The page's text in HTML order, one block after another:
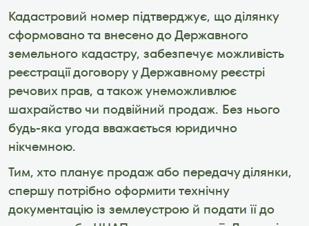
Кадастровий номер підтверджує, що ділянку
сформовано та внесено до Державного
земельного кадастру, забезпечує можливість
реєстрації договору у Державному реєстрі
речових прав, а також унеможливлює
шахрайство чи подвійний продаж. Без нього
будь-яка угода вважається юридично
нікчемною.
Тим, хто планує продаж або передачу ділянки,
спершу потрібно оформити технічну
документацію із землеустрою й подати її до